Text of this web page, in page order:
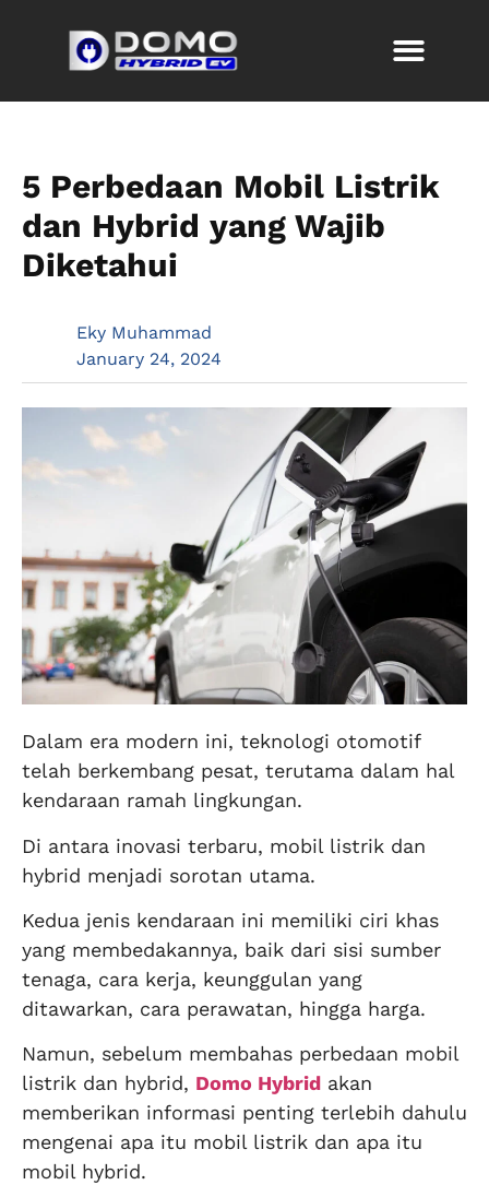
5 Perbedaan Mobil Listrik
dan Hybrid yang Wajib
Diketahui
Eky Muhammad
January 24, 2024
Dalam era modern ini, teknologi otomotif
telah berkembang pesat, terutama dalam hal
kendaraan ramah lingkungan.
Di antara inovasi terbaru, mobil listrik dan
hybrid menjadi sorotan utama.
Kedua jenis kendaraan ini memiliki ciri khas
yang membedakannya, baik dari sisi sumber
tenaga, cara kerja, keunggulan yang
ditawarkan, cara perawatan, hingga harga.
Namun, sebelum membahas perbedaan mobil
listrik dan hybrid, Domo Hybrid akan
memberikan informasi penting terlebih dahulu
mengenai apa itu mobil listrik dan apa itu
mobil hybrid.